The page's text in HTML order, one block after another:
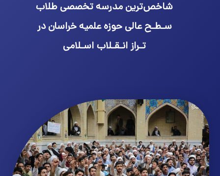
شاخص‌ترین مدرسه تخصصی طلاب
سـطـح عالی حوزه علمیه خراسان در
تـراز انـقـلاب اسـلامی